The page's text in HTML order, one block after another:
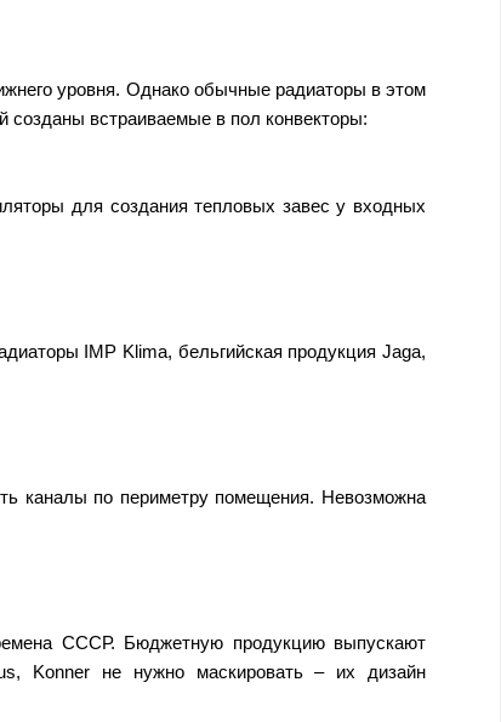
уровня. Однако обычные радиаторы в этом
созданы встраиваемые в пол конвекторы:
для создания тепловых завес у входных
IMP Klima, бельгийская продукция Jaga,
каналы по периметру помещения. Невозможна
СССР. Бюджетную продукцию выпускают
Konner не нужно маскировать – их дизайн